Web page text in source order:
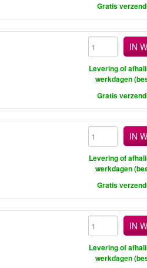
Gratis
IN
Levering of
werkdagen
Gratis
IN
Levering of
werkdagen
Gratis
IN
Levering of
werkdagen